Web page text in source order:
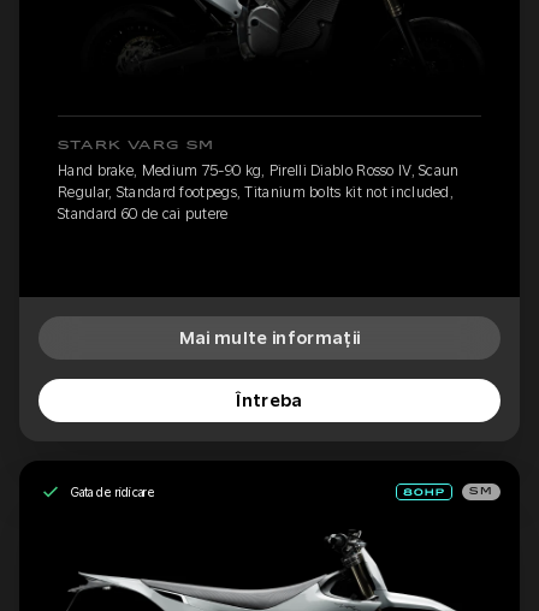
STARK VARG SM
Hand brake, Medium 75-90 kg, Pirelli Diablo Rosso IV, Scaun
Regular, Standard footpegs, Titanium bolts kit not included,
Standard 60 de cai putere
Mai multe informații
Întreba
Gata de ridicare SM